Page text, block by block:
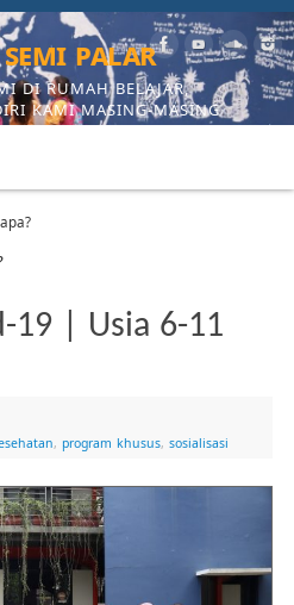
palar
DI RUMAH BELAJAR,
KAMI MASING-MASING
19 | Usia 6-11
, program khusus, sosialisasi